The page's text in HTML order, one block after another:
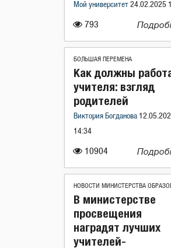
793
Мой университет 24.02.2025
БОЛЬШАЯ ПЕРЕМЕНА
10904
Как должны
учителя: взгляд
родителей
Виктория Богданова
14:34
НОВОСТИ МИНИСТЕРСТВА
В министерстве
просвещения
наградят лучших
учителей-